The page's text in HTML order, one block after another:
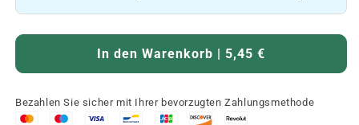
In den Warenkorb | 5,45 €
Bezahlen Sie sicher mit Ihrer bevorzugten Zahlungsmethode